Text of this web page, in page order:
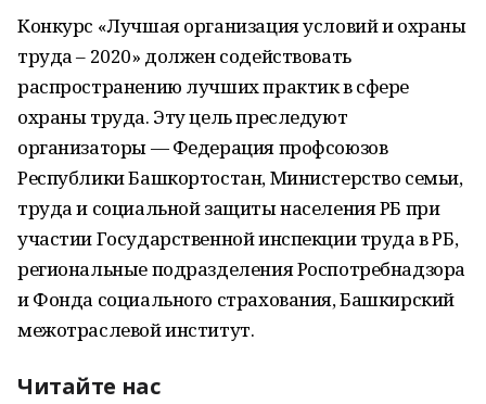
Конкурс «Лучшая организация условий и охраны
труда – 2020» должен содействовать
распространению лучших практик в сфере
охраны труда. Эту цель преследуют
организаторы — Федерация профсоюзов
Республики Башкортостан, Министерство семьи,
труда и социальной защиты населения РБ при
участии Государственной инспекции труда в РБ,
региональные подразделения Роспотребнадзора
и Фонда социального страхования, Башкирский
межотраслевой институт.
Читайте нас